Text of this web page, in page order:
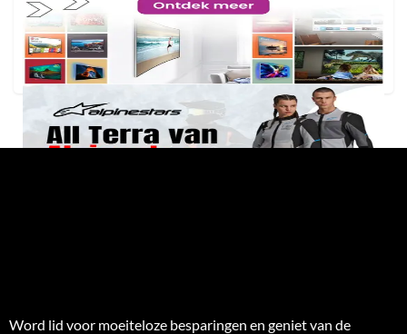
Word lid voor moeiteloze besparingen en geniet van de